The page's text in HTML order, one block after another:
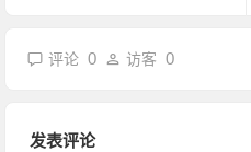
评论0 访客0
发表评论